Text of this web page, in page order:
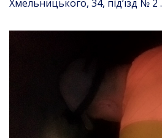
Хмельницького, 34, під’їзд № 2 .